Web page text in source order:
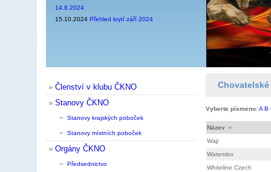
14.8.2024
15.10.2024 Přehled krytí září 2024
Členství v klubu ČKNO
Stanovy ČKNO
Stanovy krajských poboček
Stanovy místních poboček
Orgány ČKNO
Předsednictvo
Vyberte písmeno: A B
Název
Waji
Watembo
Whiteline Czech